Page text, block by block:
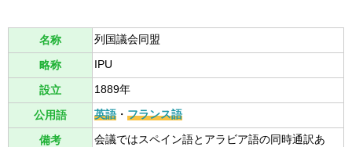
名称 列国議会同盟
略称 IPU
設立 1889年
公用語 英語 ・ フランス語
備考
会議ではスペイン語とアラビア語の同時通訳あ